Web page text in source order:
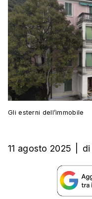
Gli esterni dell’immobile
11 agosto 2025 di